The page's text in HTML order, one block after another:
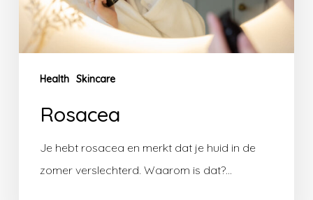
Health Skincare
Rosacea
Je hebt rosacea en merkt dat je huid in de
zomer verslechterd. Waarom is dat?…